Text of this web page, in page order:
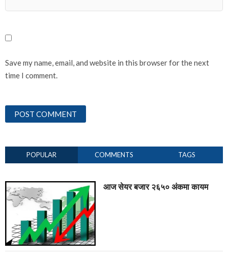
Save my name, email, and website in this browser for the next
time I comment.
POPULAR COMMENTS TAGS
आज सेयर बजार २६५० अंकमा कायम